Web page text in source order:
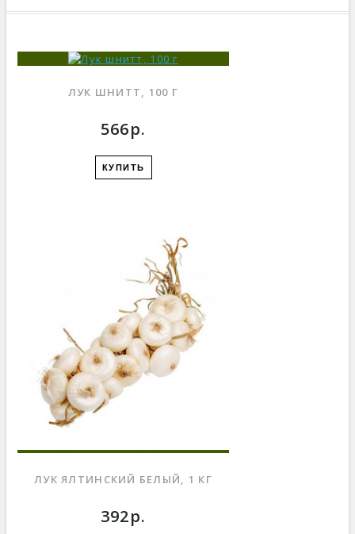
ЛУК ШНИТТ, 100 Г
566р.
КУПИТЬ
ЛУК ЯЛТИНСКИЙ БЕЛЫЙ, 1 КГ
392р.